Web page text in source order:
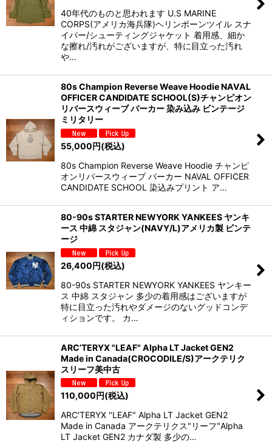
40年代のものと思われます U.S MARINE
CORPS(アメリカ海兵隊)ヘリンボーンツイル スナ
イパー/シューティングジャケット 着用感、細か
な擦れ/汚れがございますが、特に目立った汚れ
や…
80s Champion Reverse Weave Hoodie NAVAL
OFFICER CANDIDATE SCHOOL(S)チャンピオン
リバースウィーブ パーカー 染み込み ビンテージ
ミリタリー
55,000円(税込)
80s Champion Reverse Weave Hoodie チャンピ
オンリバースウィーブ パーカー NAVAL OFFICER
CANDIDATE SCHOOL 染込みプリント ア…
80-90s STARTER NEWYORK YANKEES ヤンキ
ース 中綿 スタジャン(NAVY/L)アメリカ製 ビンテ
ージ
26,400円(税込)
80-90s STARTER NEWYORK YANKEES ヤンキー
ス 中綿 スタジャン 多少の着用感はございますが
特に目立った汚れやダメージのないグッドコンデ
ィションです。 カ…
ARC’TERYX "LEAF" Alpha LT Jacket GEN2
Made in Canada(CROCODILE/S)アークテリク
スリーフ美中古
110,000円(税込)
ARC’TERYX "LEAF" Alpha LT Jacket GEN2
Made in Canada アークテリクス"リーフ"Alpha
LT Jacket GEN2 カナダ製 多少の…